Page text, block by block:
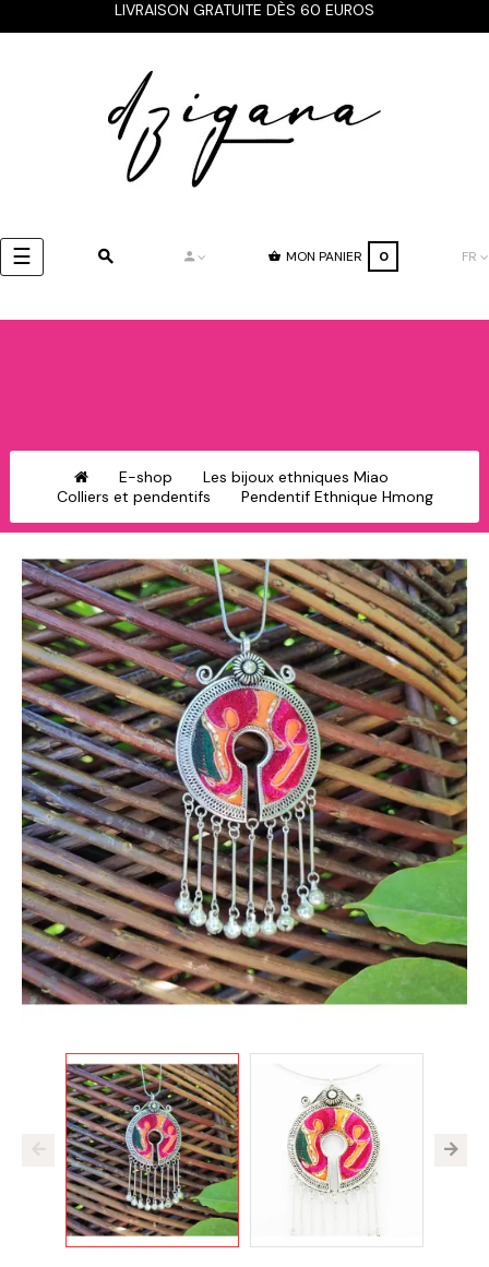
LIVRAISON GRATUITE DÈS 60 EUROS
Basculer
la
☰ MON PANIER 0 FR
E-shop
Les bijoux ethniques Miao
Colliers et pendentifs
Pendentif Ethnique Hmong